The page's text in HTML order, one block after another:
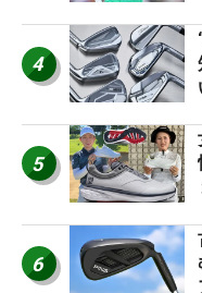
4
5
6